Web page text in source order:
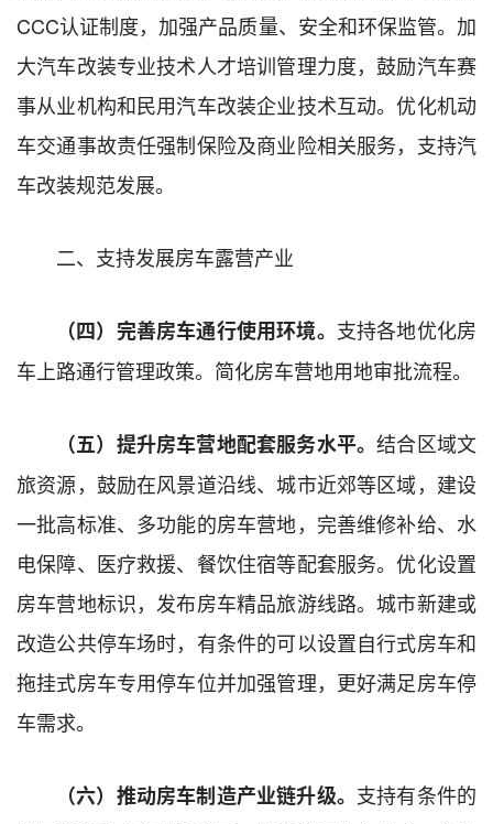
CCC认证制度，加强产品质量、安全和环保监管。加
大汽车改装专业技术人才培训管理力度，鼓励汽车赛
事从业机构和民用汽车改装企业技术互动。优化机动
车交通事故责任强制保险及商业险相关服务，支持汽
车改装规范发展。
二、支持发展房车露营产业
（四）完善房车通行使用环境。 支持各地优化房
车上路通行管理政策。简化房车营地用地审批流程。
（五）提升房车营地配套服务水平。结合区域文
旅资源，鼓励在风景道沿线、城市近郊等区域，建设
一批高标准、多功能的房车营地，完善维修补给、水
电保障、医疗救援、餐饮住宿等配套服务。优化设置
房车营地标识，发布房车精品旅游线路。城市新建或
改造公共停车场时，有条件的可以设置自行式房车和
拖挂式房车专用停车位并加强管理，更好满足房车停
车需求。
（六）推动房车制造产业链升级。 支持有条件的